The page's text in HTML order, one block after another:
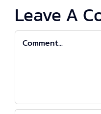
Leave A
Comment